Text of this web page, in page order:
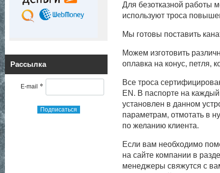
Рассылка
E-mail *
Подписаться
Для безотказной работы
используют троса
Мы готовы поставить
Можем изготовить
оплавка на конус, петля,
Все троса
EN. В паспорте на
установлен в данном
параметрам, отмотать в
по желанию клиента.
Если вам необходимо
на сайте компании в
менеджеры свяжутся с